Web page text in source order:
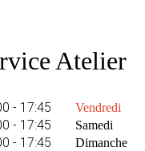
Atelier
- 17:45
- 17:45
- 17:45
Vendredi
Samedi
Dimanche